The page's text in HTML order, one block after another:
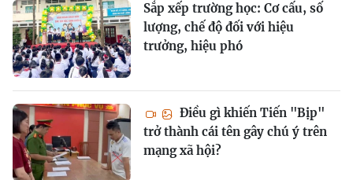
Sắp xếp trường học: Cơ cấu, số
lượng, chế độ đối với hiệu
trưởng, hiệu phó
Điều gì khiến Tiến "Bịp"
trở thành cái tên gây chú ý trên
mạng xã hội?